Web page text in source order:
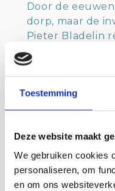
Toestemming
Deze website maakt
We gebruiken cookies
personaliseren, om
en om ons
Door de
dorp, maar de
Pieter Bladelin
onder andere
graftombe bleef
kerk.
Met de
jaren 2000, gaf
een stukje
Pieter Bladelin
en enkele